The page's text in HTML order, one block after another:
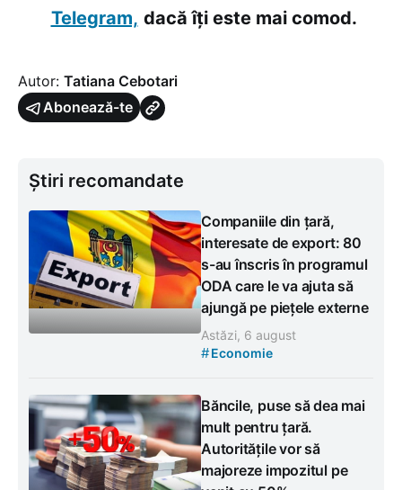
Telegram, dacă îți este mai comod.
Autor: Tatiana Cebotari
Abonează-te
Știri recomandate
Companiile din țară,
interesate de export: 80
s-au înscris în programul
ODA care le va ajuta să
ajungă pe piețele externe
Astăzi, 6 august
#Economie
Băncile, puse să dea mai
mult pentru țară.
Autoritățile vor să
majoreze impozitul pe